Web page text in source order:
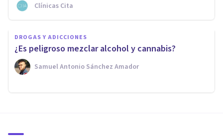
Clínicas Cita
DROGAS Y ADICCIONES
¿Es peligroso mezclar alcohol y cannabis?
Samuel Antonio Sánchez Amador